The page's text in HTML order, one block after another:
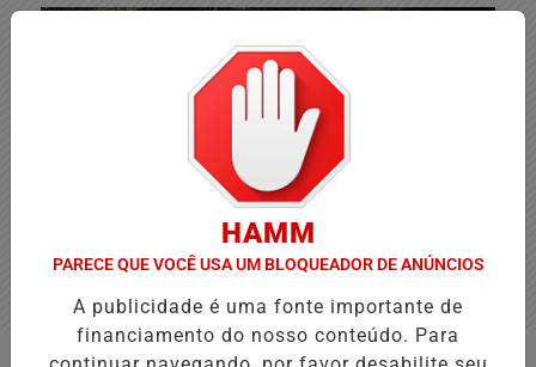
HAMM
PARECE QUE VOCÊ USA UM BLOQUEADOR DE ANÚNCIOS
A publicidade é uma fonte importante de
financiamento do nosso conteúdo. Para